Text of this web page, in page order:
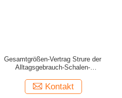
Gesamtgrößen-Vertrag Strure der
Alltagsgebrauch-Schalen-
Kontakt